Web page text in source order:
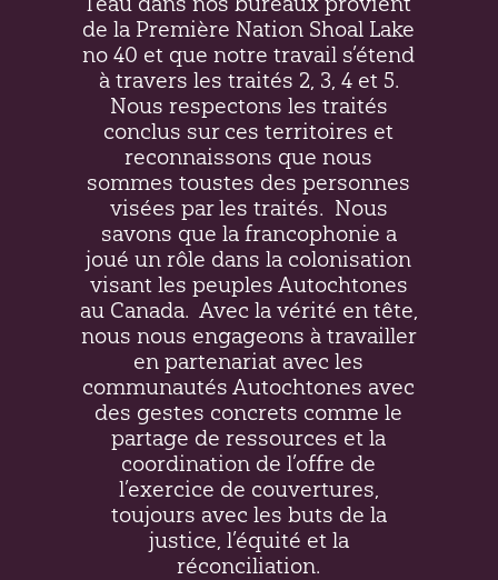
de la Première Nation Shoal Lake
no 40 et que notre travail s’étend
à travers les traités 2, 3, 4 et 5.
Nous respectons les traités
conclus sur ces territoires et
reconnaissons que nous
sommes toustes des personnes
visées par les traités. Nous
savons que la francophonie a
joué un rôle dans la colonisation
visant les peuples Autochtones
au Canada. Avec la vérité en tête,
nous nous engageons à travailler
en partenariat avec les
communautés Autochtones avec
des gestes concrets comme le
partage de ressources et la
coordination de l’offre de
l’exercice de couvertures,
toujours avec les buts de la
justice, l’équité et la
réconciliation.